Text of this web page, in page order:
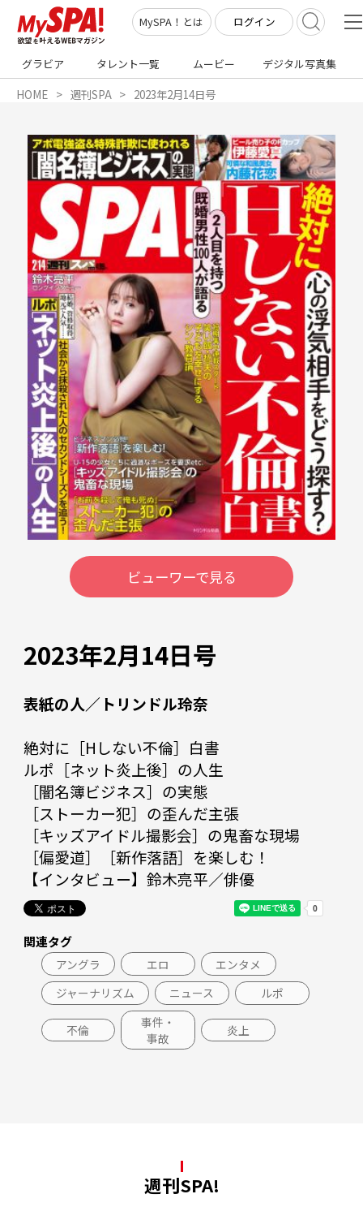
MySPA！とは ログイン
グラビア タレント一覧 ムービー デジタル写真集
HOME 週刊SPA 2023年2月14日号
ビューワーで見る
2023年2月14日号
表紙の人／トリンドル玲奈
絶対に［Hしない不倫］白書
ルポ［ネット炎上後］の人生
［闇名簿ビジネス］の実態
［ストーカー犯］の歪んだ主張
［キッズアイドル撮影会］の鬼畜な現場
［偏愛道］［新作落語］を楽しむ！
【インタビュー】鈴木亮平／俳優
関連タグ
アングラ エロ
エンタメ
ジャーナリズム
ニュース ルポ
不倫
事件・
事故
炎上
週刊SPA!